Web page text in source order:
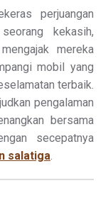
perjuangan
kekasih,
mereka
mobil yang
terbaik.
pengalaman
bersama
secepatnya
salatiga